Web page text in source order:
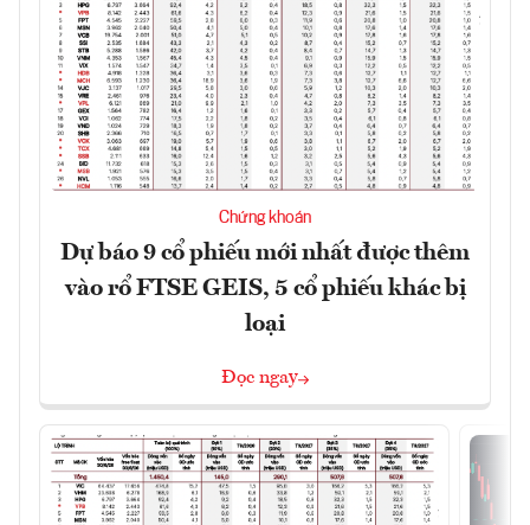
Chứng khoán
Dự báo 9 cổ phiếu mới nhất được thêm
vào rổ FTSE GEIS, 5 cổ phiếu khác bị
loại
Đọc ngay